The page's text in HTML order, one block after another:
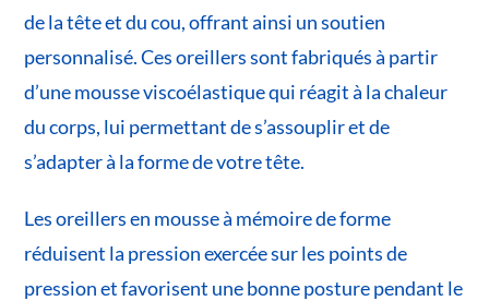
de la tête et du cou, offrant ainsi un soutien
personnalisé. Ces oreillers sont fabriqués à partir
d’une mousse viscoélastique qui réagit à la chaleur
du corps, lui permettant de s’assouplir et de
s’adapter à la forme de votre tête.
Les oreillers en mousse à mémoire de forme
réduisent la pression exercée sur les points de
pression et favorisent une bonne posture pendant le